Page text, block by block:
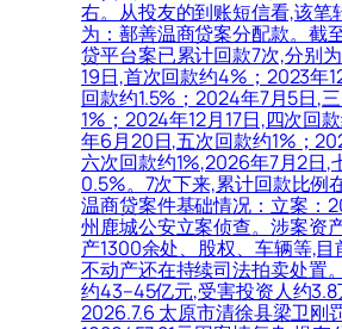
右。从投友的到账短信看,该笔
为：鄯善温商贷案分配款。截
贷平台案已累计回款7次,分别
19日,首次回款约4%；2023年
回款约1.5%；2024年7月5日,
1%；2024年12月17日,四次回
年6月20日,五次回款约1%；
六次回款约1%,2026年7月2日,
0.5%。7次下来,累计回款比例
温商贷案件基础情况：立案：
州鹿城公安立案侦查。涉案资
产1300余处、股权、车辆等,目
不动产还在持续司法拍卖处置
约43–45亿元,受害投资人约3.8
2026.7.6 太原市清徐县梁卫刚